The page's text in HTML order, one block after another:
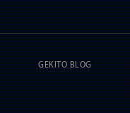
GEKITO BLOG